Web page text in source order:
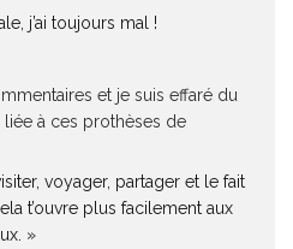
j’ai toujours mal !
et je suis effaré du
à ces prothèses de
voyager, partager et le fait
t’ouvre plus facilement aux
»